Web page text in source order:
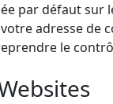
par défaut
adresse de
le